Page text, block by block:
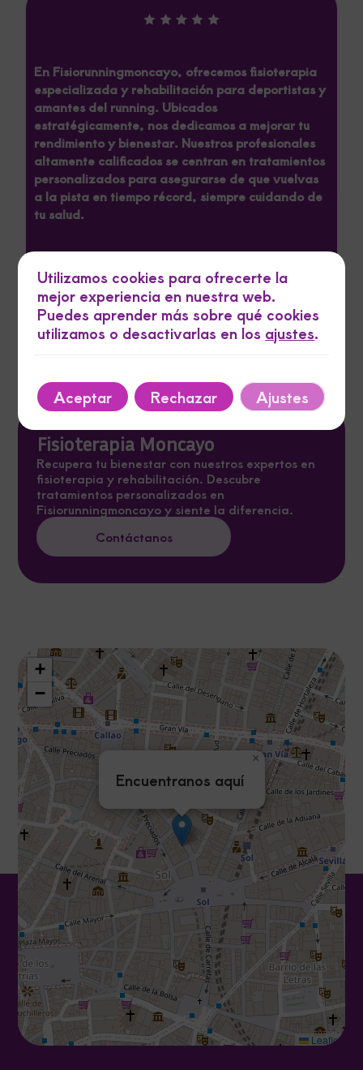
En Fisiorunningmoncayo, ofrecemos fisioterapia
especializada y rehabilitación para deportistas y
amantes del running. Ubicados
estratégicamente, nos dedicamos a mejorar tu
rendimiento y bienestar. Nuestros profesionales
altamente calificados se centran en tratamientos
personalizados para asegurarse de que vuelvas
a la pista en tiempo récord, siempre cuidando de
tu salud.
Fisiorunning
Fisioterapeuta
Fisioterapia Moncayo
Recupera tu bienestar con nuestros expertos en
fisioterapia y rehabilitación. Descubre
tratamientos personalizados en
Fisiorunningmoncayo y siente la diferencia.
Contáctanos
Encuentranos aquí
×
+
−
Leaflet
Utilizamos cookies para ofrecerte la
mejor experiencia en nuestra web.
Puedes aprender más sobre qué cookies
utilizamos o desactivarlas en los ajustes.
Aceptar Rechazar Ajustes